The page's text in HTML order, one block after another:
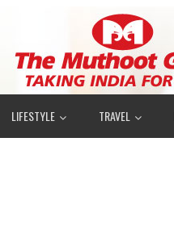
LIFESTYLE TRAVEL